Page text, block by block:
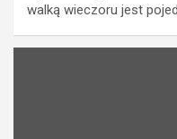
walką wieczoru jest